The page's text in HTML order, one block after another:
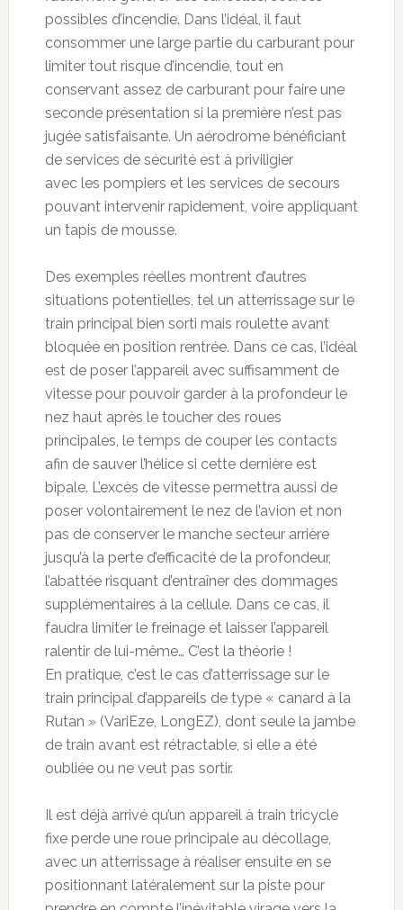
possibles d’incendie. Dans l’idéal, il faut
consommer une large partie du carburant pour
limiter tout risque d’incendie, tout en
conservant assez de carburant pour faire une
seconde présentation si la première n’est pas
jugée satisfaisante. Un aérodrome bénéficiant
de services de sécurité est à priviligier
avec les pompiers et les services de secours
pouvant intervenir rapidement, voire appliquant
un tapis de mousse.
Des exemples réelles montrent d’autres
situations potentielles, tel un atterrissage sur le
train principal bien sorti mais roulette avant
bloquée en position rentrée. Dans ce cas, l’idéal
est de poser l’appareil avec suffisamment de
vitesse pour pouvoir garder à la profondeur le
nez haut après le toucher des roues
principales, le temps de couper les contacts
afin de sauver l’hélice si cette dernière est
bipale. L’excès de vitesse permettra aussi de
poser volontairement le nez de l’avion et non
pas de conserver le manche secteur arrière
jusqu’à la perte d’efficacité de la profondeur,
l’abattée risquant d’entraîner des dommages
supplémentaires à la cellule. Dans ce cas, il
faudra limiter le freinage et laisser l’appareil
ralentir de lui-même… C’est la théorie !
En pratique, c’est le cas d’atterrissage sur le
train principal d’appareils de type « canard à la
Rutan » (VariEze, LongEZ), dont seule la jambe
de train avant est rétractable, si elle a été
oubliée ou ne veut pas sortir.
Il est déjà arrivé qu’un appareil à train tricycle
fixe perde une roue principale au décollage,
avec un atterrissage à réaliser ensuite en se
positionnant latéralement sur la piste pour